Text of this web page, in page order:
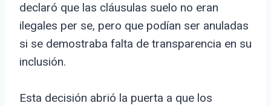
declaró que las cláusulas suelo no eran
ilegales per se, pero que podían ser anuladas
si se demostraba falta de transparencia en su
inclusión.
Esta decisión abrió la puerta a que los